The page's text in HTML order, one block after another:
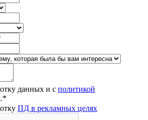
данных и с политикой
.*
ПД в рекламных целях